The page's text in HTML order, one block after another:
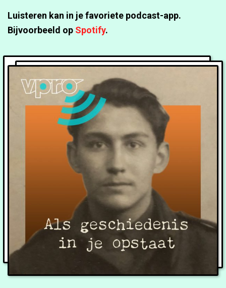
Luisteren kan in je favoriete podcast-app.
Bijvoorbeeld op Spotify.